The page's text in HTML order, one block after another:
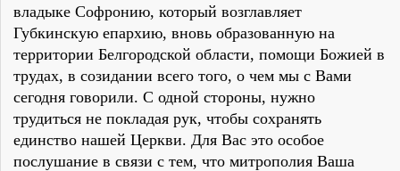
владыке Софронию, который возглавляет
Губкинскую епархию, вновь образованную на
территории Белгородской области, помощи Божией в
трудах, в созидании всего того, о чем мы с Вами
сегодня говорили. С одной стороны, нужно
трудиться не покладая рук, чтобы сохранять
единство нашей Церкви. Для Вас это особое
послушание в связи с тем, что митрополия Ваша